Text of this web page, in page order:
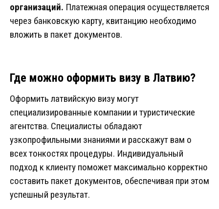
организаций. Платежная операция осуществляется
через банковскую карту, квитанцию необходимо
вложить в пакет документов.
Где можно оформить визу в Латвию?
Оформить латвийскую визу могут
специализированные компании и туристические
агентства. Специалисты обладают
узкопрофильными знаниями и расскажут вам о
всех тонкостях процедуры. Индивидуальный
подход к клиенту поможет максимально корректно
составить пакет документов, обеспечивая при этом
успешный результат.